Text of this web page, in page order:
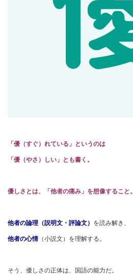
「優（すぐ）れている」というのは
「優（やさ）しい」とも書く。
優しさとは、「他者の痛み」を想像すること。
他者の論理（説明文・評論文） を読み解き、
他者の心情（小説文）を理解する。
そう、優しさの正体は、国語の能力だ。